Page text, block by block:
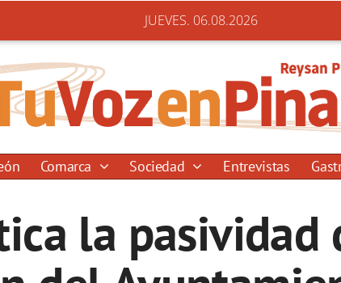
JUEVES. 06.08.2026
Comarca Sociedad Entrevistas
la pasividad